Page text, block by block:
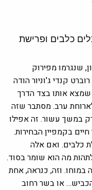
כלבים ופרישת
שנגרמו מפירוק
קנדי ג'וניור הודה
אותו בצד הדרך
ערב. מסתבר שזה
במשך עשור. זה אפילו
בקמפיין הבחירות.
כלבים. ואם אלה
מה הוא שומר בסוד.
וזה, כנראה, אחת
או בשר רחוב